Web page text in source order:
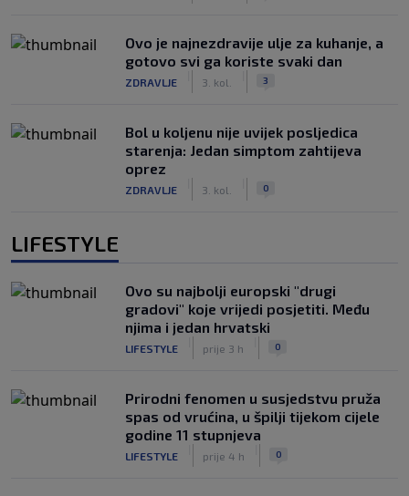
Ovo je najnezdravije ulje za kuhanje, a
gotovo svi ga koriste svaki dan
ZDRAVLJE 3. kol. 3
Bol u koljenu nije uvijek posljedica
starenja: Jedan simptom zahtijeva
oprez
ZDRAVLJE 3. kol. 0
LIFESTYLE
Ovo su najbolji europski "drugi
gradovi" koje vrijedi posjetiti. Među
njima i jedan hrvatski
LIFESTYLE prije 3 h 0
Prirodni fenomen u susjedstvu pruža
spas od vrućina, u špilji tijekom cijele
godine 11 stupnjeva
LIFESTYLE prije 4 h 0